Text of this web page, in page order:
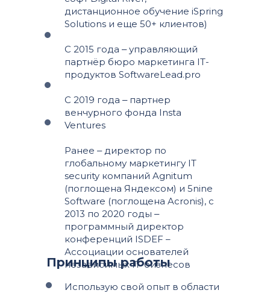
дистанционное обучение iSpring
Solutions и еще 50+ клиентов)
С 2015 года ‒ управляющий
партнёр бюро маркетинга IT-
продуктов SoftwareLead.pro
С 2019 года ‒ партнер
венчурного фонда Insta
Ventures
Ранее ‒ директор по
глобальному маркетингу IT
security компаний Agnitum
(поглощена Яндексом) и 5nine
Software (поглощена Acronis), с
2013 по 2020 годы ‒
программный директор
конференций ISDEF –
Ассоциации основателей
независимых IT-бизнесов
Использую свой опыт в области
Принципы работы